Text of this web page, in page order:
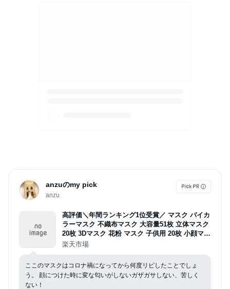
anzuのmy pick
anzu
高評価＼年間ランキング1位受賞／ マスク バイカ
ラーマスク 不織布マスク 大容量51枚 立体マスク
20枚 3Dマスク 花粉 マスク 子供用 20枚 小顔マス
ク 血色マスク くちばし マスク 4層構造 敏感 送
楽天市場
ここのマスクはコロナ禍になってから何度リピしたことでしょ
う。 顔につけた時に変な匂いがしないガザガサしない、苦しく
ない！